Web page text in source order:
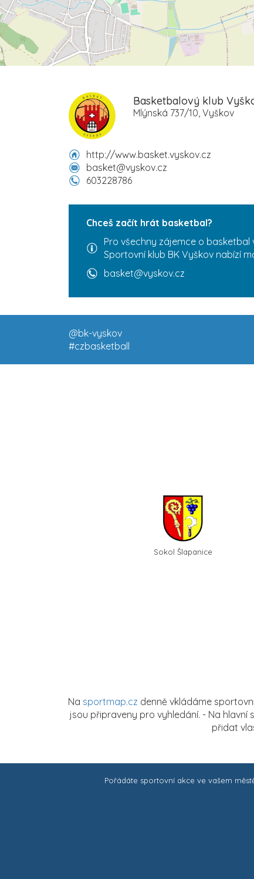
Basketbalový klub
Mlýnská 737/10, Vyškov
http://www.basket.vyskov.cz
basket@vyskov.cz
603228786
Chceš začít hrát basketbal?
Pro všechny zájemce o basketbal
Sportovní klub BK Vyškov nabízí
basket@vyskov.cz
@bk-vyskov
#czbasketball
Sokol Šlapanice
Na sportmap.cz denně vkládáme
jsou připraveny pro vyhledání. - Na hlavní
přidat
Pořádáte sportovní akce ve vašem